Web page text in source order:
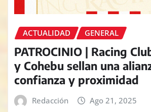
ACTUALIDAD GENERAL
PATROCINIO | Racing
y Cohebu sellan una
confianza y proximidad
Redacción Ago 21, 2025